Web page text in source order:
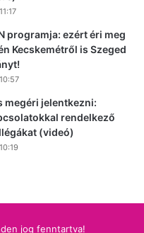
programja: ezért éri meg
Kecskemétről is Szeged
megéri jelentkezni:
rendelkező
(videó)
jog fenntartva!